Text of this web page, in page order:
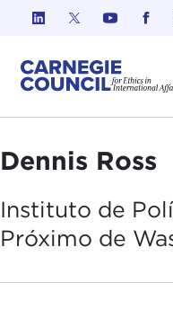
Ir al contenido
Dennis Ross
Instituto de
Próximo de